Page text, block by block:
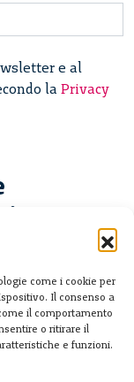
come i cookie per
Il consenso a
il comportamento
o ritirare il
e funzioni.
e al
la Privacy
ETS